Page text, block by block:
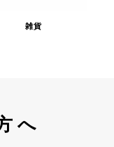
雑貨
へ